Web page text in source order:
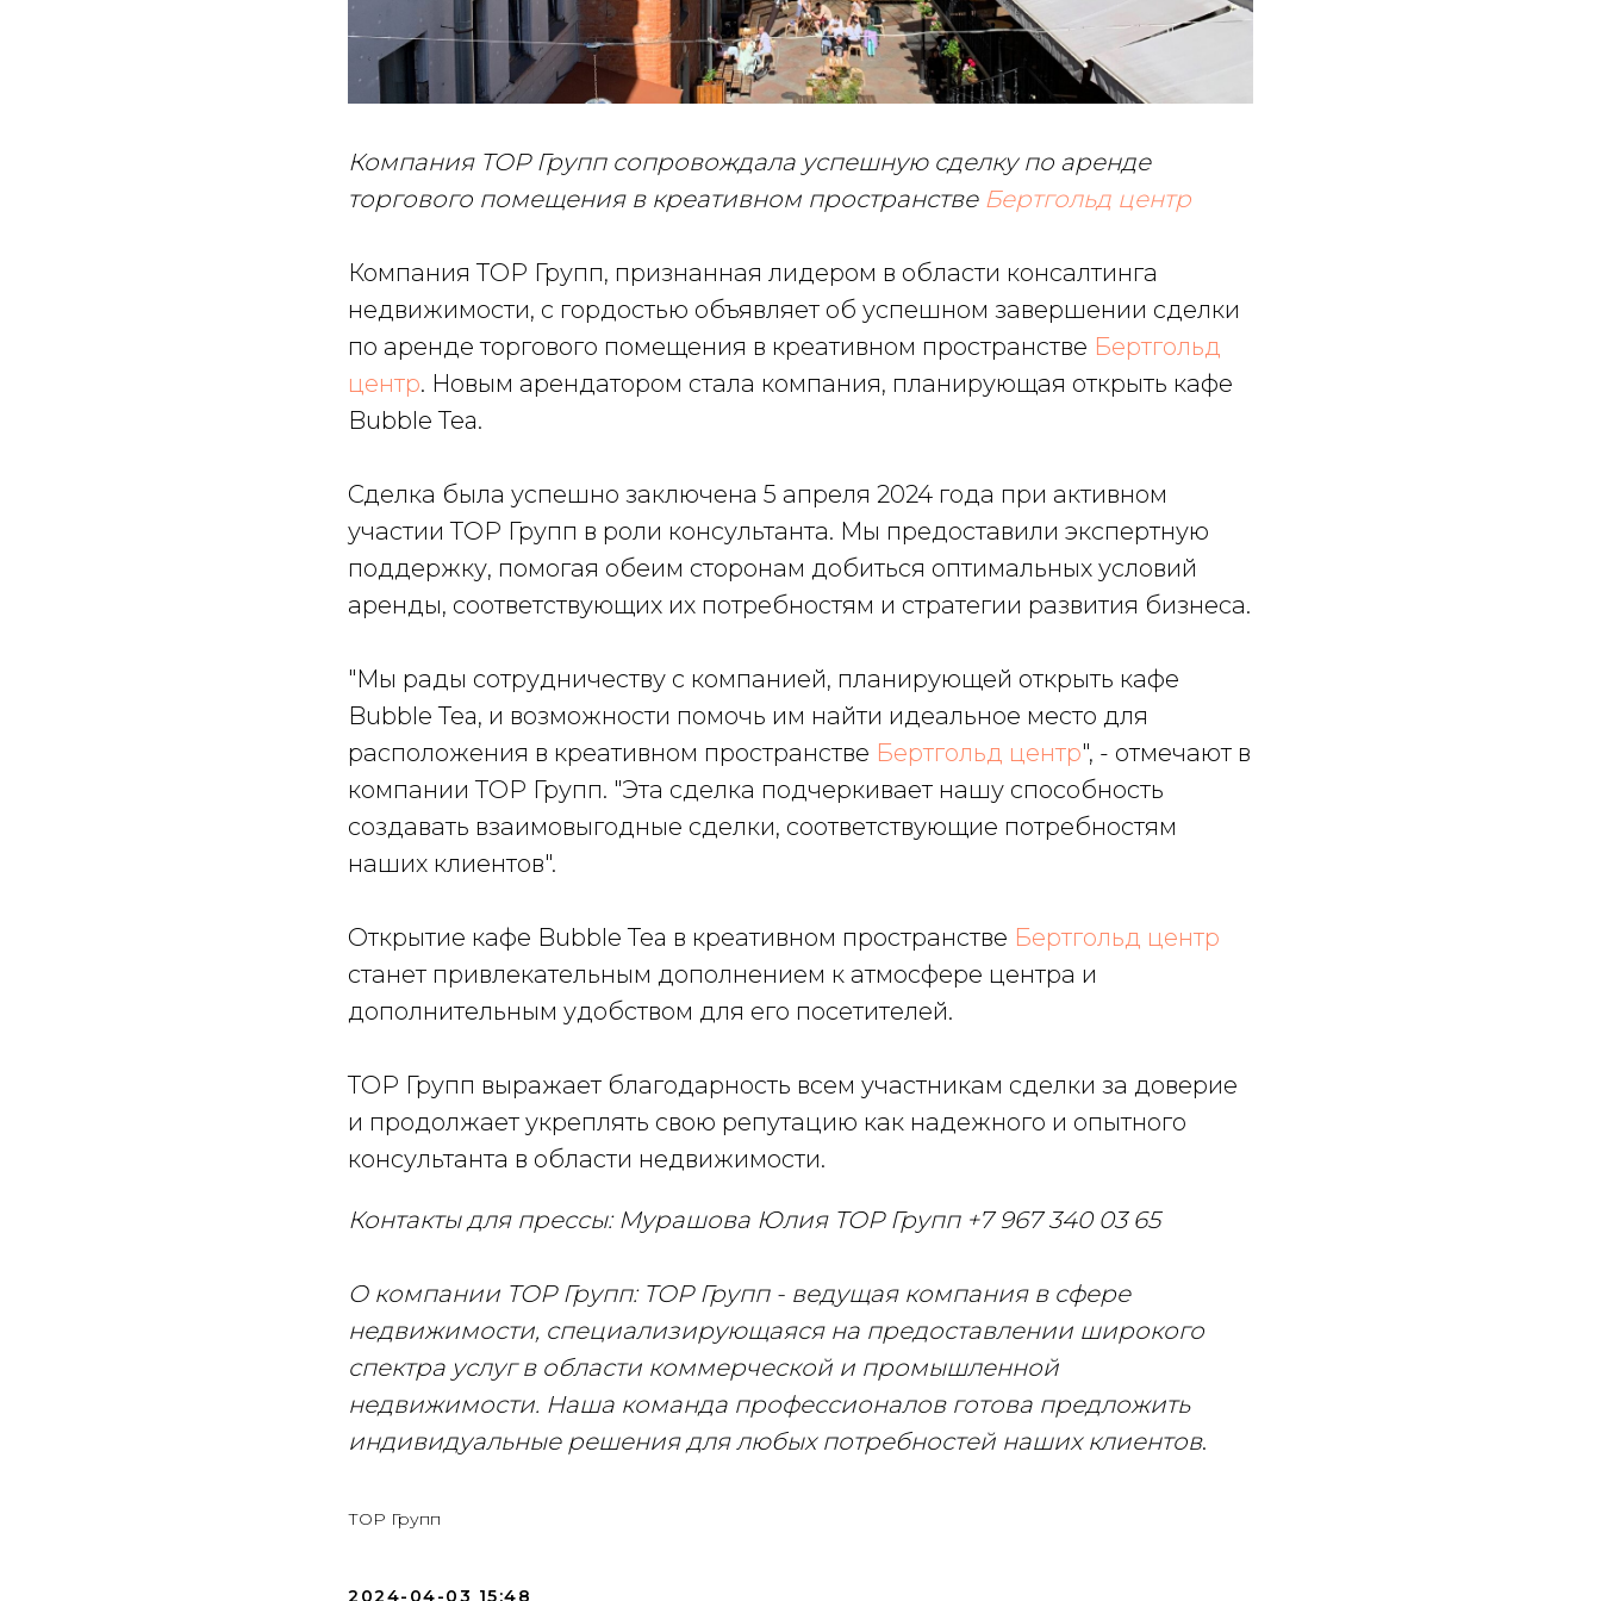
Компания ТОР Групп сопровождала успешную сделку по аренде
торгового помещения в креативном пространстве Бертгольд центр
Компания ТОР Групп, признанная лидером в области консалтинга
недвижимости, с гордостью объявляет об успешном завершении сделки
по аренде торгового помещения в креативном пространстве Бертгольд
центр. Новым арендатором стала компания, планирующая открыть кафе
Bubble Tea.
Сделка была успешно заключена 5 апреля 2024 года при активном
участии ТОР Групп в роли консультанта. Мы предоставили экспертную
поддержку, помогая обеим сторонам добиться оптимальных условий
аренды, соответствующих их потребностям и стратегии развития бизнеса.
"Мы рады сотрудничеству с компанией, планирующей открыть кафе
Bubble Tea, и возможности помочь им найти идеальное место для
расположения в креативном пространстве Бертгольд центр", - отмечают в
компании ТОР Групп. "Эта сделка подчеркивает нашу способность
создавать взаимовыгодные сделки, соответствующие потребностям
наших клиентов".
Открытие кафе Bubble Tea в креативном пространстве Бертгольд центр
станет привлекательным дополнением к атмосфере центра и
дополнительным удобством для его посетителей.
ТОР Групп выражает благодарность всем участникам сделки за доверие
и продолжает укреплять свою репутацию как надежного и опытного
консультанта в области недвижимости.
Контакты для прессы: Мурашова Юлия ТОР Групп +7 967 340 03 65
О компании ТОР Групп: ТОР Групп - ведущая компания в сфере
недвижимости, специализирующаяся на предоставлении широкого
спектра услуг в области коммерческой и промышленной
недвижимости. Наша команда профессионалов готова предложить
индивидуальные решения для любых потребностей наших клиентов.
ТОР Групп
2024-04-03 15:48